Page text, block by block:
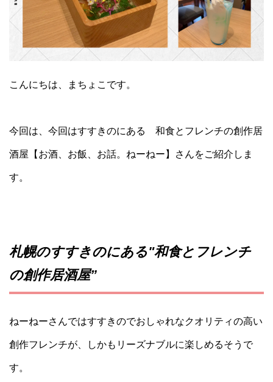
こんにちは、まちょこです。
今回は、今回はすすきのにある 和食とフレンチの創作居
酒屋【お酒、お飯、お話。ねーねー】さんをご紹介しま
す。
札幌のすすきのにある"和食とフレンチ
の創作居酒屋”
ねーねーさんではすすきのでおしゃれなクオリティの高い
創作フレンチが、しかもリーズナブルに楽しめるそうで
す。